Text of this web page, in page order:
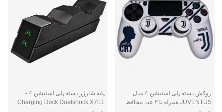
روکش دسته پلی استیشن 4 مدل
JUVENTUS همراه با ۲ عدد محافظ
پایه شارژر دسته پلی استیشن 4 -
Charging Dock Dualshock X7E1